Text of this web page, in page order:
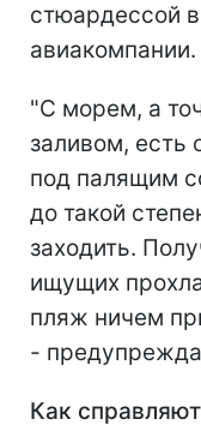
стюардессой
авиакомпании.
"С морем, а
заливом, есть
под палящим
до такой
заходить.
ищущих
пляж ничем
-
Как